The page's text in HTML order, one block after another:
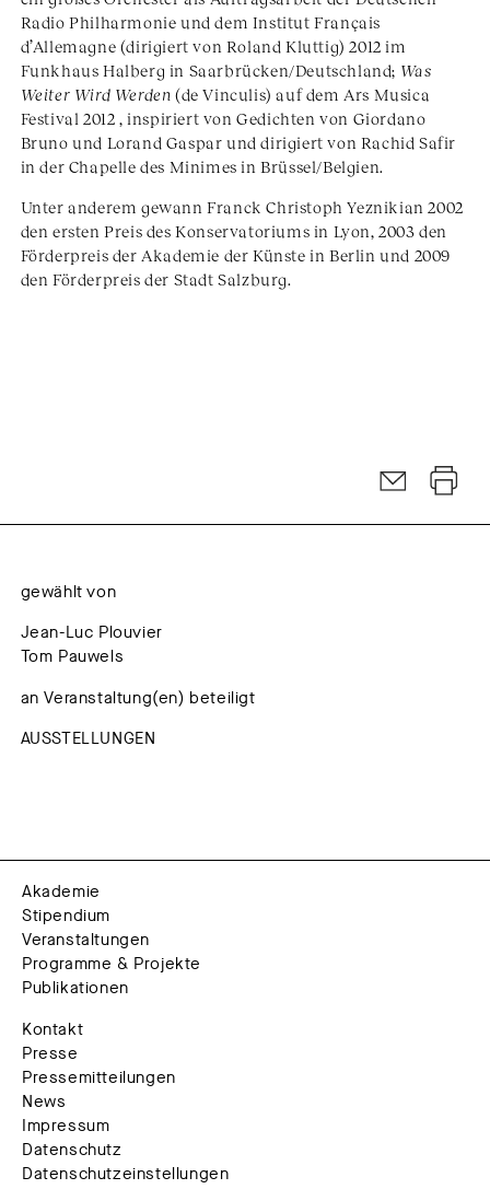
Radio Philharmonie und dem Institut Français
d’Allemagne (dirigiert von Roland Kluttig) 2012 im
Funkhaus Halberg in Saarbrücken/Deutschland; Was
Weiter Wird Werden (de Vinculis) auf dem Ars Musica
Festival 2012 , inspiriert von Gedichten von Giordano
Bruno und Lorand Gaspar und dirigiert von Rachid Safir
in der Chapelle des Minimes in Brüssel/Belgien.
Unter anderem gewann Franck Christoph Yeznikian 2002
den ersten Preis des Konservatoriums in Lyon, 2003 den
Förderpreis der Akademie der Künste in Berlin und 2009
den Förderpreis der Stadt Salzburg.
gewählt von
Jean-Luc Plouvier
Tom Pauwels
an Veranstaltung(en) beteiligt
AUSSTELLUNGEN
Akademie
Stipendium
Veranstaltungen
Programme & Projekte
Publikationen
Kontakt
Presse
Pressemitteilungen
News
Impressum
Datenschutz
Datenschutzeinstellungen